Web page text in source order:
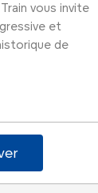
vous invite
et
de